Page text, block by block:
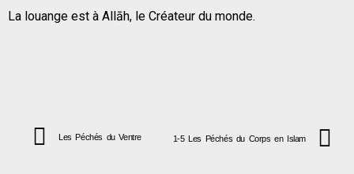
La louange est à Allāh, le Créateur du monde.
Les Péchés du Ventre 1-5 Les Péchés du Corps en Islam